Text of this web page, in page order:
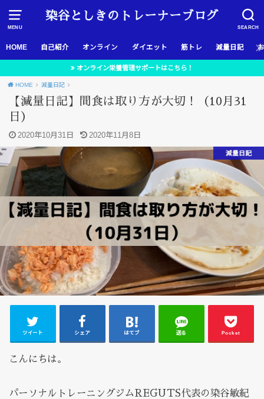
MENU SEARCH
染谷としきのトレーナーブログ
HOME 自己紹介 オンライン ダイエット 筋トレ 減量日記
オンライン栄養管理サポートはこちら！
HOME 減量日記
【減量日記】間食は取り方が大切！（10月31
日）
2020年10月31日 2020年11月8日
減量日記
ツイート シェア はてブ 送る Pocket
こんにちは。
パーソナルトレーニングジムREGUTS代表の染谷敏紀